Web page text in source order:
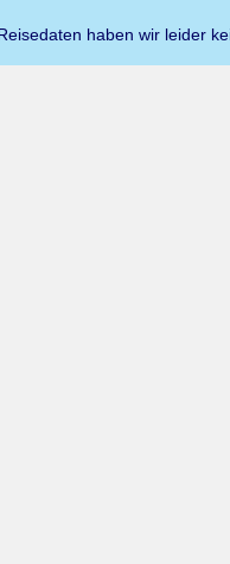
haben wir leider